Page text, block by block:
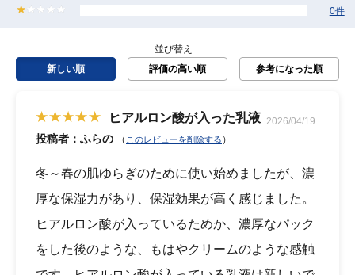
0件
並び替え
新しい順
評価の高い順 参考になった順
ヒアルロン酸が入った乳液 2026/04/19
投稿者：ふらの （ このレビューを削除する ）
冬～春の肌ゆらぎのために使い始めましたが、濃
厚な保湿力があり、保湿効果が高く感じました。
ヒアルロン酸が入っているためか、濃厚なパック
をした後のような、もはやクリームのような感触